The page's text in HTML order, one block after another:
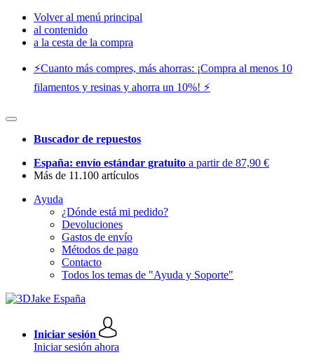
Volver al menú principal
al contenido
a la cesta de la compra
⚡️Cuanto más compres, más ahorras: ¡Compra al menos 10
filamentos y resinas y ahorra un 10%! ⚡️
Buscador de repuestos
España: envío estándar gratuito a partir de 87,90 €
Más de 11.100 artículos
Ayuda
¿Dónde está mi pedido?
Devoluciones
Gastos de envío
Métodos de pago
Contacto
Todos los temas de "Ayuda y Soporte"
Iniciar sesión
Iniciar sesión ahora